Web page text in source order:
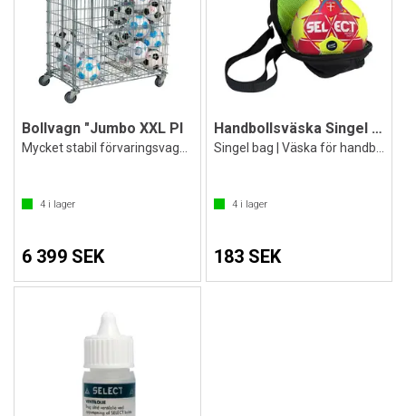
Bollvagn "Jumbo XXL Pl
4 i lager
6 399 SEK
Handbollsväska Singel från Select
4i lager
183 SEK